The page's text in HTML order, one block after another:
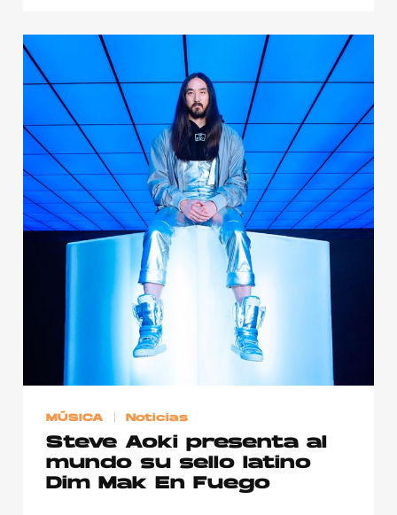
MÚSICA Noticias
Steve Aoki presenta al
mundo su sello latino
Dim Mak En Fuego